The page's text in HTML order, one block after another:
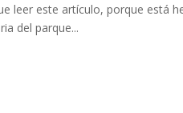
leer este artículo, porque está
del parque...